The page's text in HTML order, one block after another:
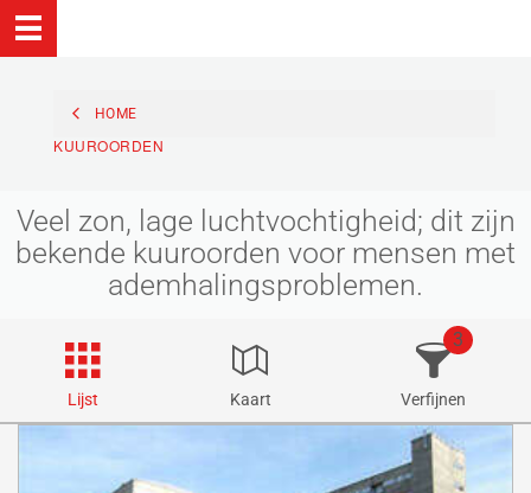
HOME
KUUROORDEN
Veel zon, lage luchtvochtigheid; dit zijn
bekende kuuroorden voor mensen met
ademhalingsproblemen.
Lijst Kaart Verfijnen
3